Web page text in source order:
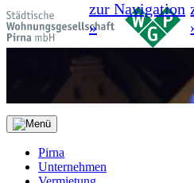
zur Navigation
»
Pirna
Unternehmen